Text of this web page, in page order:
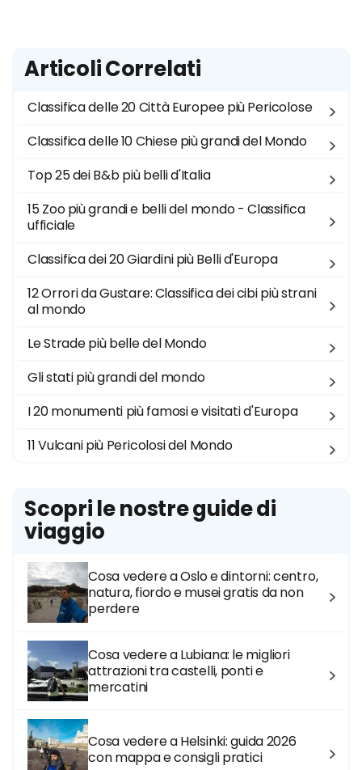
Articoli Correlati
Classifica delle 20 Città Europee più Pericolose
Classifica delle 10 Chiese più grandi del Mondo
Top 25 dei B&b più belli d'Italia
15 Zoo più grandi e belli del mondo - Classifica
ufficiale
Classifica dei 20 Giardini più Belli d'Europa
12 Orrori da Gustare: Classifica dei cibi più strani
al mondo
Le Strade più belle del Mondo
Gli stati più grandi del mondo
I 20 monumenti più famosi e visitati d'Europa
11 Vulcani più Pericolosi del Mondo
Scopri le nostre guide di
viaggio
Cosa vedere a Oslo e dintorni: centro,
natura, fiordo e musei gratis da non
perdere
Cosa vedere a Lubiana: le migliori
attrazioni tra castelli, ponti e
mercatini
Cosa vedere a Helsinki: guida 2026
con mappa e consigli pratici